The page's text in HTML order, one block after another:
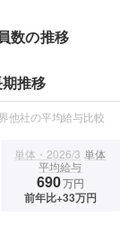
数の推移
推移
他社の平均給与比較
単体・2026/3 単体
平均給与
690万円
前年比+33万円